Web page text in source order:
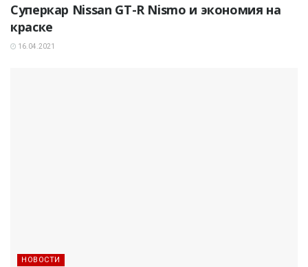
Суперкар Nissan GT-R Nismo и экономия на
краске
16.04.2021
НОВОСТИ